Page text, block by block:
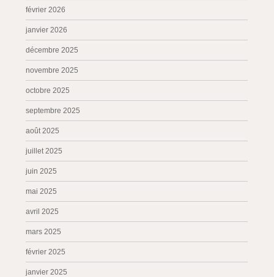
février 2026
janvier 2026
décembre 2025
novembre 2025
octobre 2025
septembre 2025
août 2025
juillet 2025
juin 2025
mai 2025
avril 2025
mars 2025
février 2025
janvier 2025